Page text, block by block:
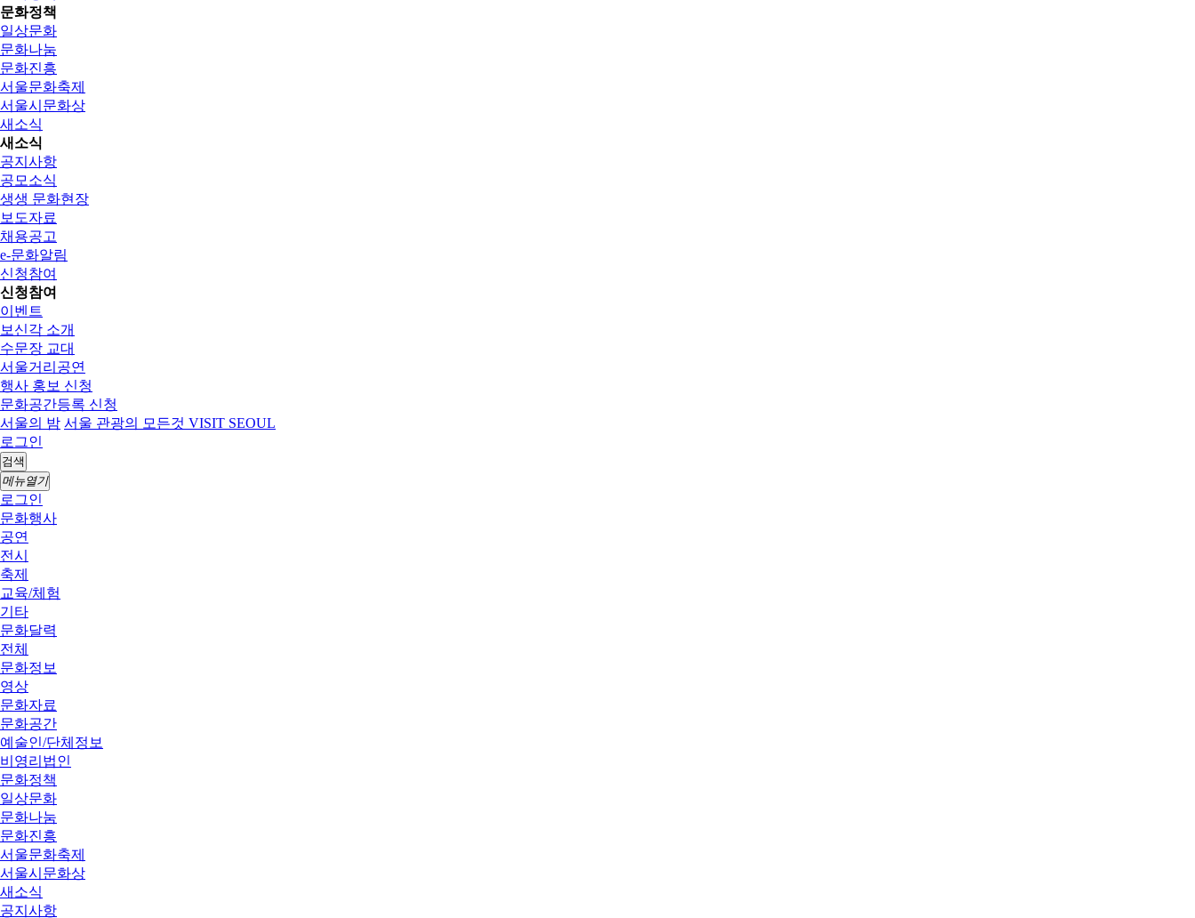
문화정책
일상문화
문화나눔
문화진흥
서울문화축제
서울시문화상
새소식
새소식
공지사항
공모소식
생생 문화현장
보도자료
채용공고
e-문화알림
신청참여
신청참여
이벤트
보신각 소개
수문장 교대
서울거리공연
행사 홍보 신청
문화공간등록 신청
서울의 밤 서울 관광의 모든것 VISIT SEOUL
로그인
검색
메뉴열기
로그인
문화행사
공연
전시
축제
교육/체험
기타
문화달력
전체
문화정보
영상
문화자료
문화공간
예술인/단체정보
비영리법인
문화정책
일상문화
문화나눔
문화진흥
서울문화축제
서울시문화상
새소식
공지사항